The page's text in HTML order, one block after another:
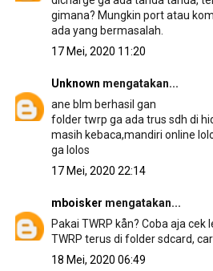
gimana? Mungkin port atau
ada yang bermasalah.
17 Mei, 2020 11:20
Unknown mengatakan...
ane blm berhasil gan
folder twrp ga ada trus sdh di
masih kebaca,mandiri online
ga lolos
17 Mei, 2020 22:14
mboisker mengatakan...
Pakai TWRP kån? Coba aja
TWRP terus di folder sdcard,
18 Mei, 2020 06:49